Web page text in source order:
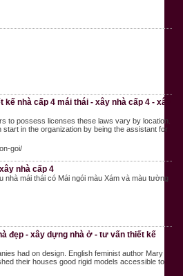
nhà cấp 4 mái thái - xây nhà cấp 4 - xây
to possess licenses these laws vary by location.
in the organization by being the assistant for
goi/
nhà cấp 4
mái thái có Mái ngói màu Xám và màu tường
đẹp - xây dựng nhà ở - tư vấn thiết kế
had on design. English feminist author Mary
their houses good rigid models accessible to